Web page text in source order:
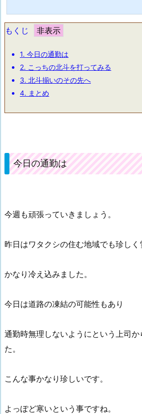
NSで広告を打つ時代なんですね。以前落選した政
ずに落選した事を「頑張った」とは言...
もくじ
1. 今日の通勤は
2. こっちの北斗を打ってみる
3. 北斗揃いのその先へ
4. まとめ
今日の通勤は
今週も頑張っていきましょう。
昨日はワタクシの住む地域でも珍しく
かなり冷え込みました。
今日は道路の凍結の可能性もあり
通勤時無理しないようにという上司
た。
こんな事かなり珍しいです。
よっぽど寒いという事ですね。